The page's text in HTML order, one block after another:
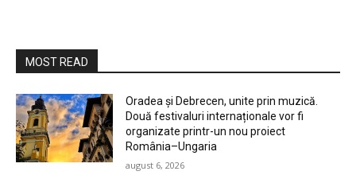
MOST READ
Oradea și Debrecen, unite prin muzică.
Două festivaluri internaționale vor fi
organizate printr-un nou proiect
România–Ungaria
august 6, 2026